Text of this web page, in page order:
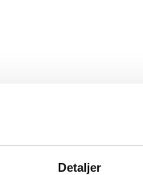
Detaljer